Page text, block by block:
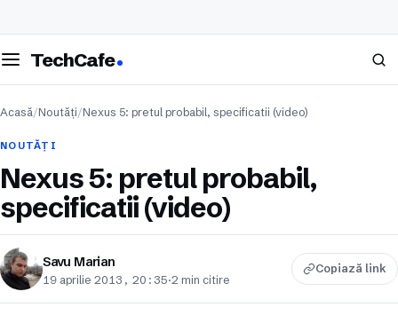
meniul
TechCafe Caută
Acasă/Noutăți/Nexus 5: pretul probabil, specificatii (video)
NOUTĂȚI
Nexus 5: pretul probabil,
specificatii (video)
Savu Marian
19 aprilie 2013, 20:35·2 min citire
Copiază link